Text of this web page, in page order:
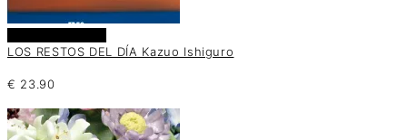
LOS RESTOS DEL DÍA Kazuo Ishiguro
€ 23.90